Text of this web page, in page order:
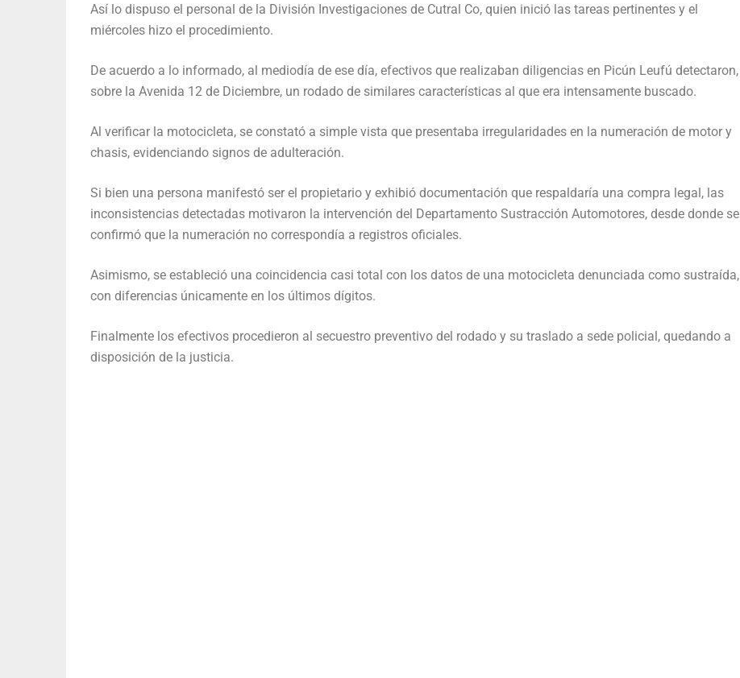
Así lo dispuso el personal de la División Investigaciones de Cutral Co, quien inició las tareas pertinentes y el
miércoles hizo el procedimiento.
De acuerdo a lo informado, al mediodía de ese día, efectivos que realizaban diligencias en Picún Leufú detectaron,
sobre la Avenida 12 de Diciembre, un rodado de similares características al que era intensamente buscado.
Al verificar la motocicleta, se constató a simple vista que presentaba irregularidades en la numeración de motor y
chasis, evidenciando signos de adulteración.
Si bien una persona manifestó ser el propietario y exhibió documentación que respaldaría una compra legal, las
inconsistencias detectadas motivaron la intervención del Departamento Sustracción Automotores, desde donde se
confirmó que la numeración no correspondía a registros oficiales.
Asimismo, se estableció una coincidencia casi total con los datos de una motocicleta denunciada como sustraída,
con diferencias únicamente en los últimos dígitos.
Finalmente los efectivos procedieron al secuestro preventivo del rodado y su traslado a sede policial, quedando a
disposición de la justicia.